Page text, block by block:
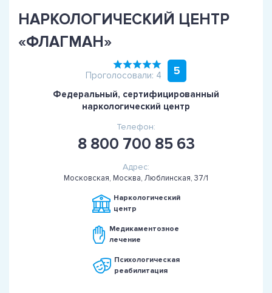
НАРКОЛОГИЧЕСКИЙ ЦЕНТР
«ФЛАГМАН»
Проголосовали: 4 5
Федеральный, сертифицированный
наркологический центр
Телефон:
8 800 700 85 63
Адрес:
Московская, Москва, Люблинская, 37/1
Наркологический
центр
Медикаментозное
лечение
Психологическая
реабилитация